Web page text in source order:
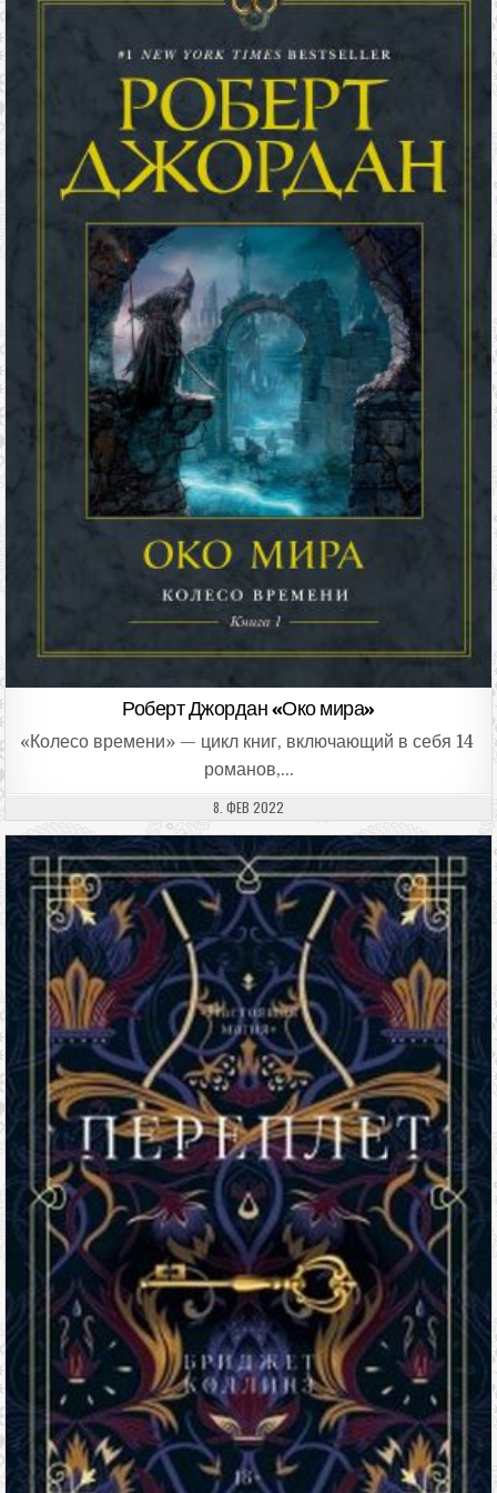
Роберт Джордан «Око мира»
«Колесо времени» — цикл книг, включающий в себя 14
романов,…
ДАТА ПУБЛИКАЦИИ:
8. ФЕВ 2022